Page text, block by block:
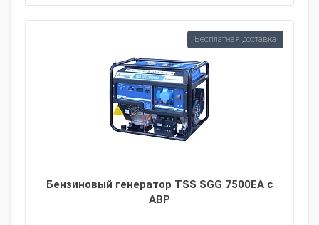
Бензиновый генератор TSS SGG 7500EA с
АВР
Бесплатная доставка